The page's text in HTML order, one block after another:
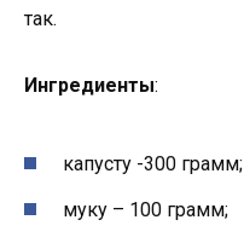
так.
Ингредиенты:
капусту -300 грамм;
муку – 100 грамм;